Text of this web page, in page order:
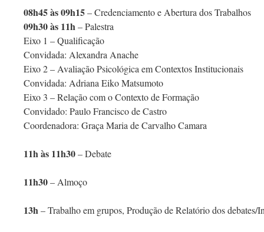
08h45 às 09h15– Credenciamento e Abertura dos Trabalhos
09h30 às 11h– Palestra
Eixo 1 – Qualificação
Convidada: Alexandra Anache
Eixo 2 – Avaliação Psicológica em Contextos Institucionais
Convidada: Adriana Eiko Matsumoto
Eixo 3 – Relação com o Contexto de Formação
Convidado: Paulo Francisco de Castro
Coordenadora: Graça Maria de Carvalho Camara
11h às 11h30– Debate
11h30– Almoço
13h– Trabalho em grupos, Produção de Relatório dos debates/